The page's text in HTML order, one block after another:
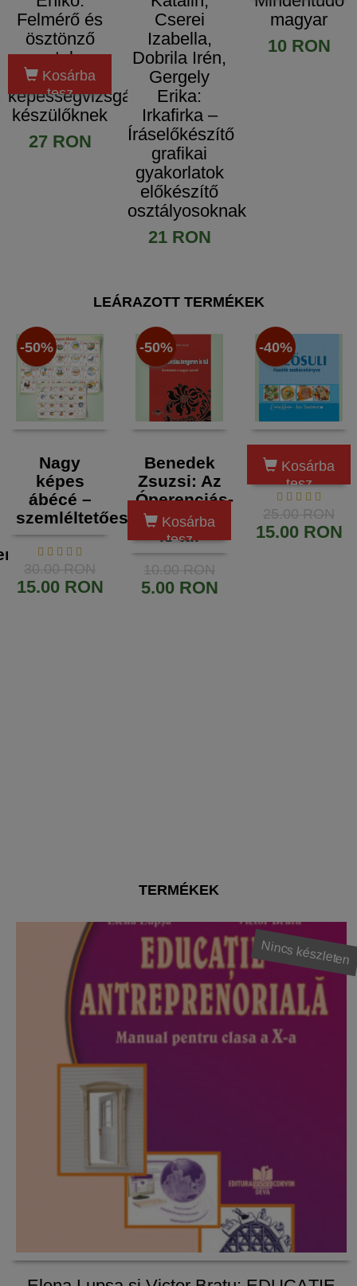
Felmérő és
ösztönző
matek -
Tesztek
képességvizsgára
készülőknek
27 RON
Kosárba
tesz
Cserei
Izabella,
Dobrila Irén,
Gergely
Erika:
Irkafirka –
Íráselőkészítő
grafikai
gyakorlatok
előkészítő
osztályosoknak
21 RON
magyar
10 RON
LEÁRAZOTT TERMÉKEK
-50%
Nagy
képes
ábécé –
szemléltetőeszköz
30.00 RON
15.00 RON
-50%
Benedek
Zsuzsi: Az
Óperenciás-
tengeren
is túl
10.00 RON
5.00 RON
Kosárba
tesz
-40%
Főzősuli
25.00 RON
15.00 RON
Kosárba
tesz
TERMÉKEK
Nincs készleten